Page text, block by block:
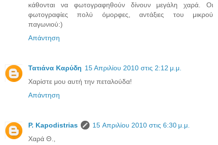
κάθονται να φωτογραφηθούν δίνουν μεγάλη χαρά. Οι
φωτογραφίες πολύ όμορφες, αντάξιες του μικρού
παγωνιού:)
Απάντηση
Τατιάνα Καρύδη 15 Απριλίου 2010 στις 2:12 μ.μ.
Χαρίστε μου αυτή την πεταλούδα!
Απάντηση
P. Kapodistrias
15 Απριλίου 2010 στις 6:30 μ.μ.
Χαρά Θ.,